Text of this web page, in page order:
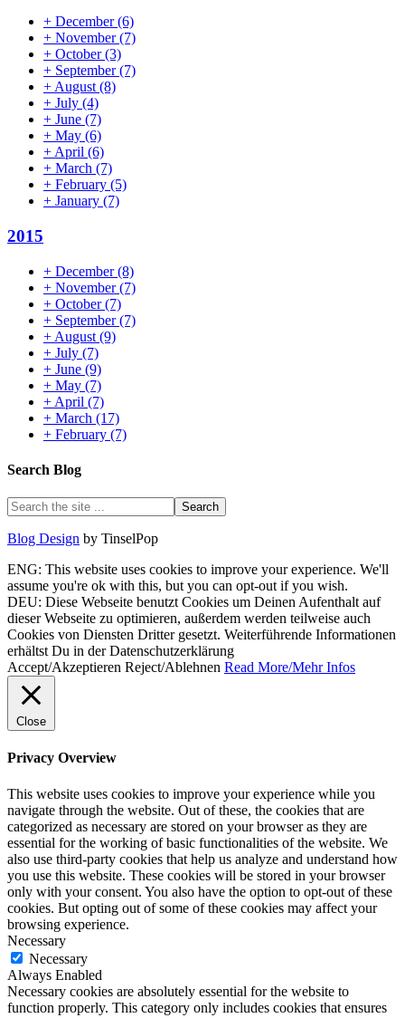
+ December(6)
+ November(7)
+ October(3)
+ September(7)
+ August (8)
+ July (4)
+ June (7)
+ May (6)
+ April (6)
+ March (7)
+ February (5)
+ January (7)
2015
+ December(8)
+ November(7)
+ October(7)
+ September(7)
+ August (9)
+ July (7)
+ June (9)
+ May (7)
+ April (7)
+ March (17)
+ February (7)
Search Blog
Blog Design by TinselPop
ENG: This website uses cookies to improve your experience. We'll
assume you're ok with this, but you can opt-out if you wish.
DEU: Diese Webseite benutzt Cookies um Deinen Aufenthalt auf
dieser Webseite zu optimieren, außerdem werden teilweise auch
Cookies von Diensten Dritter gesetzt. Weiterführende Informationen
erhältst Du in der Datenschutzerklärung
Accept/Akzeptieren Reject/Ablehnen Read More/Mehr Infos
Close
Privacy Overview
This website uses cookies to improve your experience while you
navigate through the website. Out of these, the cookies that are
categorized as necessary are stored on your browser as they are
essential for the working of basic functionalities of the website. We
also use third-party cookies that help us analyze and understand how
you use this website. These cookies will be stored in your browser
only with your consent. You also have the option to opt-out of these
cookies. But opting out of some of these cookies may affect your
browsing experience.
Necessary
Necessary
Always Enabled
Necessary cookies are absolutely essential for the website to
function properly. This category only includes cookies that ensures